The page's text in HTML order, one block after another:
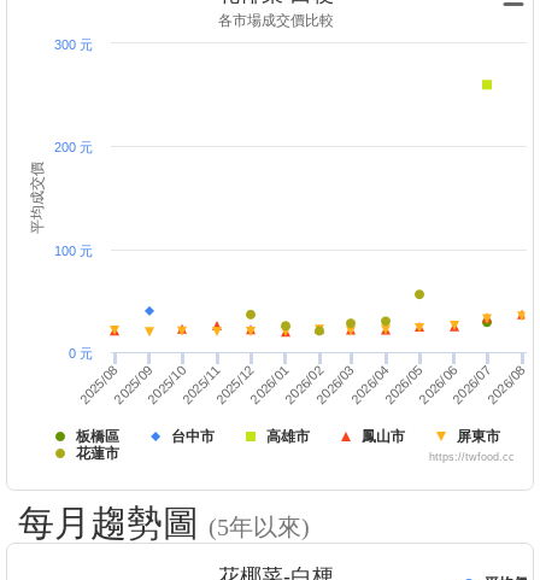
平均成交價
各市場成交價比較
板橋區 台中市 高雄市 鳳山市
屏東市
花蓮市
2025/082025/092025/102025/112025/122026/012026/022026/032026/042026/052026/062026/072026/08
0 元
100 元
200 元
300 元
https://twfood.cc
每月趨勢圖 (5年以來)